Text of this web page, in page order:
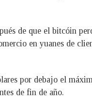
de que el bitcóin
en yuanes de
por debajo el
de fin de año.